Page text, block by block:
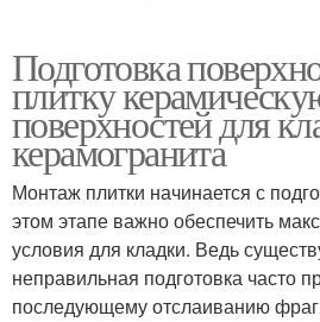
Подготовка
плитку
поверхностей для
керамогранита
Монтаж плитки начинается с
этом этапе важно обеспечить
условия для кладки. Ведь
неправильная подготовка часто
последующему отслаиванию